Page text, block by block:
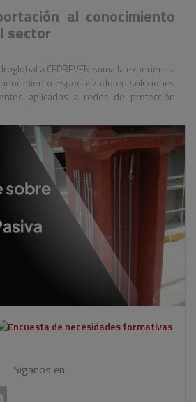
al conocimiento
sector
a CEPREVEN suma la experiencia
especializado en soluciones
aplicados a redes de protección
Síganos en: